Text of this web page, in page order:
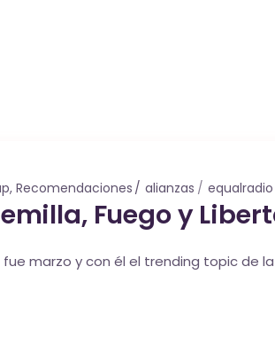
, Recomendaciones alianzas equalradio
Fuego y
fue marzo y con él el trending topic